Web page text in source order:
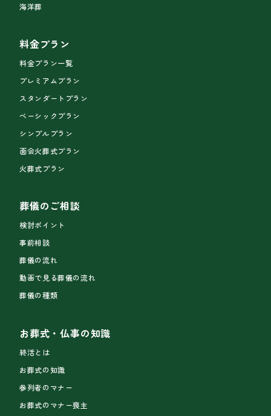
海洋葬
料金プラン
料金プラン一覧
プレミアムプラン
スタンダートプラン
ベーシックプラン
シンプルプラン
面会火葬式プラン
火葬式プラン
葬儀のご相談
検討ポイント
事前相談
葬儀の流れ
動画で見る葬儀の流れ
葬儀の種類
お葬式・仏事の知識
終活とは
お葬式の知識
参列者のマナー
お葬式のマナー喪主